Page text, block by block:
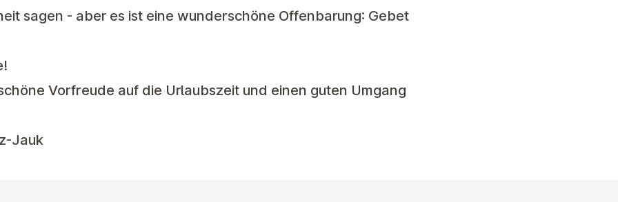
sagen - aber es ist eine wunderschöne Offenbarung: Gebet
Vorfreude auf die Urlaubszeit und einen guten Umgang
Jauk